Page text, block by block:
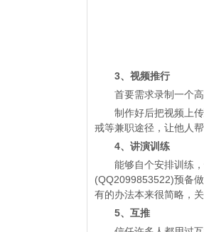
3、视频推行
首要需求录制一个高
制作好后把视频上传
戒等兼职途径，让他人
4、讲演训练
能够自个安排训练，
(QQ2099853522)预备
有的办法本来很简略，
5、互推